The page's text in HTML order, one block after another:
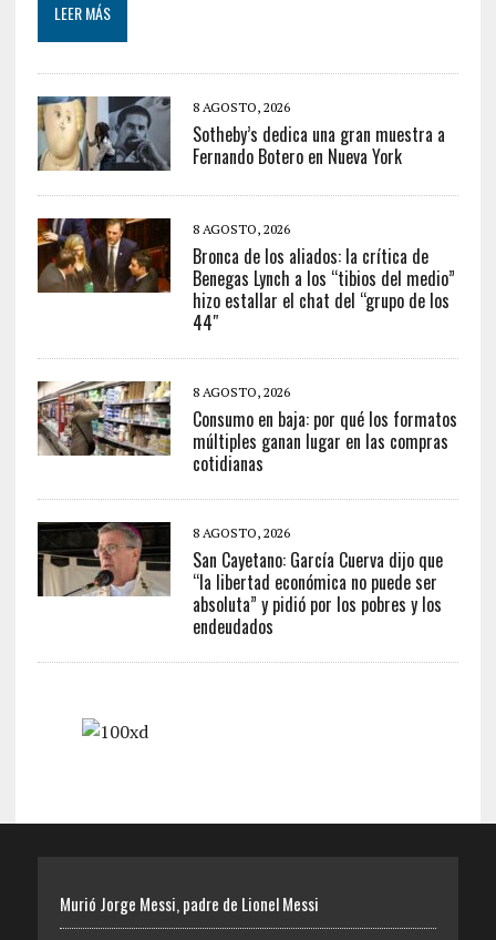
LEER MÁS
8 AGOSTO, 2026
Sotheby’s dedica una gran muestra a
Fernando Botero en Nueva York
8 AGOSTO, 2026
Bronca de los aliados: la crítica de
Benegas Lynch a los “tibios del medio”
hizo estallar el chat del “grupo de los
44″
8 AGOSTO, 2026
Consumo en baja: por qué los formatos
múltiples ganan lugar en las compras
cotidianas
8 AGOSTO, 2026
San Cayetano: García Cuerva dijo que
“la libertad económica no puede ser
absoluta” y pidió por los pobres y los
endeudados
Murió Jorge Messi, padre de Lionel Messi